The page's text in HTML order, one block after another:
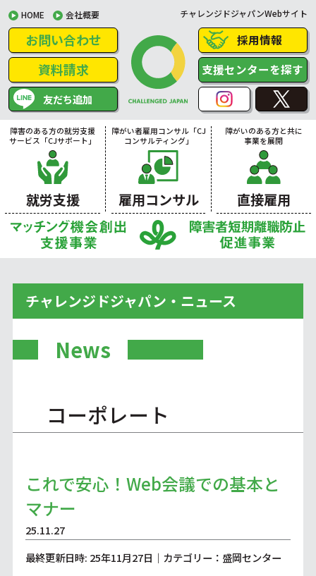
HOME 会社概要 チャレンジドジャパンWebサイト
お問い合わせ
資料請求
友だち追加
採用情報
支援センターを探す
障害のある方の就労支援
サービス「CJサポート」
就労支援
障がい者雇用コンサル「CJ
コンサルティング」
雇用コンサル
障がいのある方と共に
事業を展開
直接雇用
チャレンジドジャパン・ニュース
News
コーポレート
これで安心！Web会議での基本と
マナー
25.11.27
最終更新日時: 25年11月27日｜カテゴリー：盛岡センター